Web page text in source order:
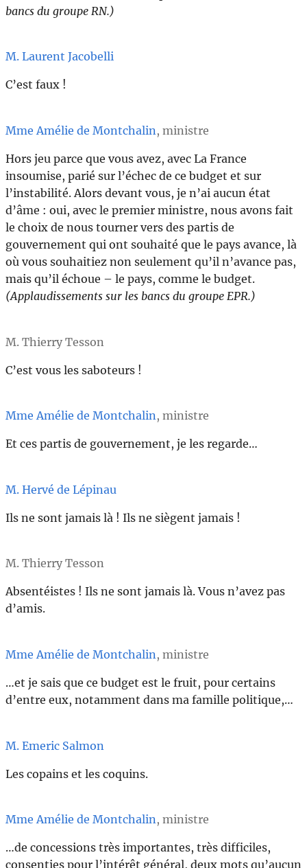
bancs du groupe RN.)
M. Laurent Jacobelli
C’est faux !
Mme Amélie de Montchalin , ministre
Hors jeu parce que vous avez, avec La France
insoumise, parié sur l’échec de ce budget et sur
l’instabilité. Alors devant vous, je n’ai aucun état
d’âme : oui, avec le premier ministre, nous avons fait
le choix de nous tourner vers des partis de
gouvernement qui ont souhaité que le pays avance, là
où vous souhaitiez non seulement qu’il n’avance pas,
mais qu’il échoue – le pays, comme le budget.
(Applaudissements sur les bancs du groupe EPR.)
M. Thierry Tesson
C’est vous les saboteurs !
Mme Amélie de Montchalin, ministre
Et ces partis de gouvernement, je les regarde…
M. Hervé de Lépinau
Ils ne sont jamais là ! Ils ne siègent jamais !
M. Thierry Tesson
Absentéistes ! Ils ne sont jamais là. Vous n’avez pas
d’amis.
Mme Amélie de Montchalin , ministre
…et je sais que ce budget est le fruit, pour certains
d’entre eux, notamment dans ma famille politique,…
M. Emeric Salmon
Les copains et les coquins.
Mme Amélie de Montchalin, ministre
…de concessions très importantes, très difficiles,
consenties pour l’intérêt général, deux mots qu’aucun